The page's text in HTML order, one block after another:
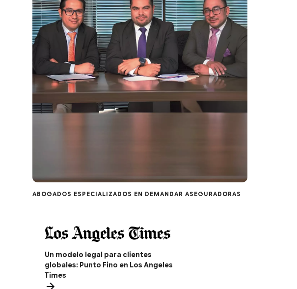
ABOGADOS ESPECIALIZADOS EN DEMANDAR ASEGURADORAS
Un modelo legal para clientes
globales: Punto Fino en Los Angeles
Times